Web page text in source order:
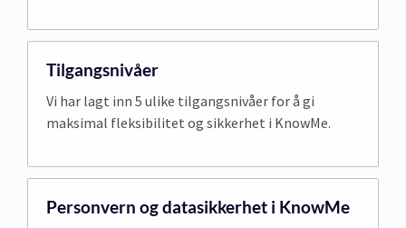
Tilgangsnivåer
Vi har lagt inn 5 ulike tilgangsnivåer for å gi
maksimal fleksibilitet og sikkerhet i KnowMe.
Personvern og datasikkerhet i KnowMe